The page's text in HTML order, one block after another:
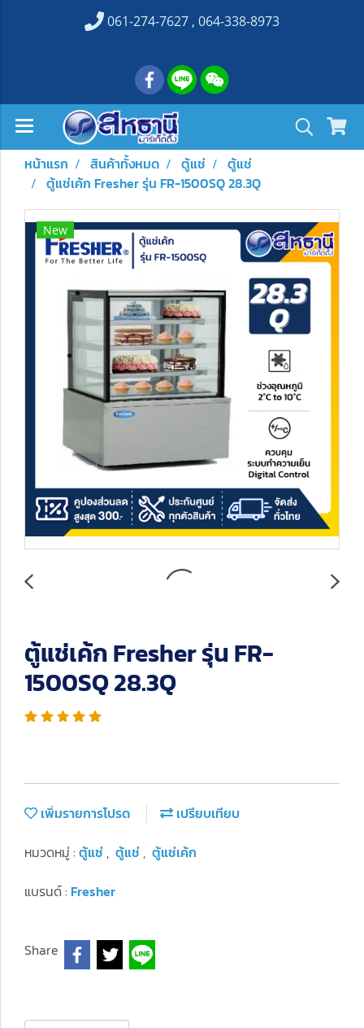
061-274-7627 , 064-338-8973
หน้าแรก สินค้าทั้งหมด ตู้แช่
ตู้แช่
ตู้แช่เค้ก Fresher รุ่น FR-1500SQ 28.3Q
New
ตู้แช่เค้ก Fresher รุ่น FR-
1500SQ 28.3Q
เพิ่มรายการโปรด
เปรียบเทียบ
หมวดหมู่ : ตู้แช่ , ตู้แช่ , ตู้แช่เค้ก
แบรนด์ : Fresher
Share